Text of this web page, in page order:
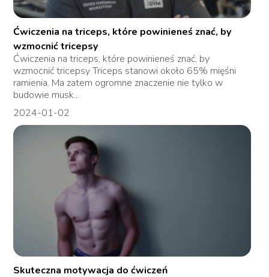
Ćwiczenia na triceps, które powinieneś znać, by
wzmocnić tricepsy
Ćwiczenia na triceps, które powinieneś znać, by
wzmocnić tricepsy Triceps stanowi około 65% mięśni
ramienia. Ma zatem ogromne znaczenie nie tylko w
budowie musk...
2024-01-02
Skuteczna motywacja do ćwiczeń